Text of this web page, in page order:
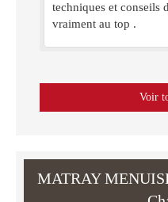
techniques et conseils
vraiment au top .
Voir
MATRAY